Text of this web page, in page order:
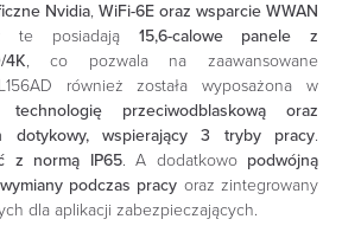
Nvidia, WiFi-6E oraz wsparcie WWAN
te posiadają 15,6-calowe panele z
, co pozwala na zaawansowane
również została wyposażona w
technologię przeciwodblaskową oraz
dotykowy, wspierający 3 tryby pracy.
z normą IP65. A dodatkowo podwójną
podczas pracy oraz zintegrowany
dla aplikacji zabezpieczających.